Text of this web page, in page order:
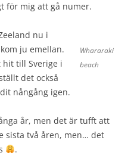
för mig att gå numer.
Whararaki
beach
nu i
ju emellan.
hit till Sverige i
det också
nångång igen.
år, men det är tufft att
sista två åren, men… det
.